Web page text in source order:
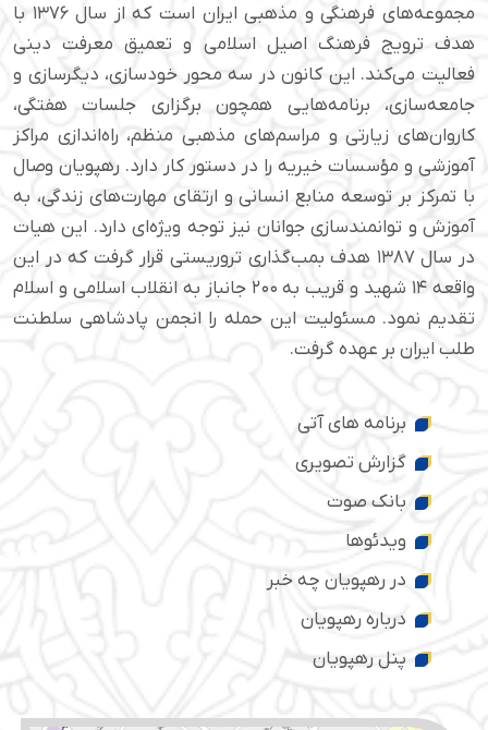
مجموعه‌های فرهنگی و مذهبی ایران است که از سال ۱۳۷۶ با
هدف ترویج فرهنگ اصیل اسلامی و تعمیق معرفت دینی
فعالیت می‌کند. این کانون در سه محور خودسازی، دیگرسازی و
جامعه‌سازی، برنامه‌هایی همچون برگزاری جلسات هفتگی،
کاروان‌های زیارتی و مراسم‌های مذهبی منظم، راه‌اندازی مراکز
آموزشی و مؤسسات خیریه را در دستور کار دارد. رهپویان وصال
با تمرکز بر توسعه منابع انسانی و ارتقای مهارت‌های زندگی، به
آموزش و توانمندسازی جوانان نیز توجه ویژه‌ای دارد. این هیات
در سال ۱۳۸۷ هدف بمب‌گذاری تروریستی قرار گرفت که در این
واقعه ۱۴ شهید و قریب به ۲۰۰ جانباز به انقلاب اسلامی و اسلام
تقدیم نمود. مسئولیت این حمله را انجمن پادشاهی سلطنت
طلب ایران بر عهده گرفت.
برنامه های آتی
گزارش تصویری
بانک صوت
ویدئوها
در رهپویان چه خبر
درباره رهپویان
پنل رهپویان